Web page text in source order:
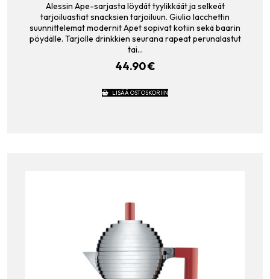
Alessin Ape-sarjasta löydät tyylikkäät ja selkeät
tarjoiluastiat snacksien tarjoiluun. Giulio Iacchettin
suunnittelemat modernit Apet sopivat kotiin sekä baarin
pöydälle. Tarjolle drinkkien seurana rapeat perunalastut
tai…
44.90€
LISÄÄ OSTOSKORIIN